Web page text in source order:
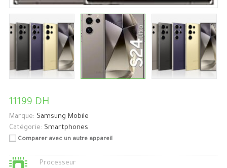
11199 DH
Marque: Samsung Mobile
Catégorie: Smartphones
Comparer avec un autre appareil
Processeur